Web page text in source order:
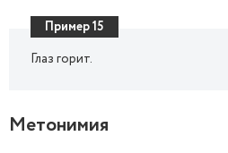
Пример 15
Глаз горит.
Метонимия